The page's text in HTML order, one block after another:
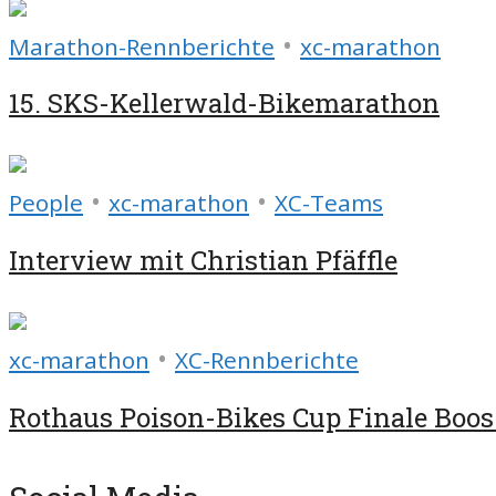
Marathon-Rennberichte • xc-marathon
15. SKS-Kellerwald-Bikemarathon
People • xc-marathon • XC-Teams
Interview mit Christian Pfäffle
xc-marathon • XC-Rennberichte
Rothaus Poison-Bikes Cup Finale Boos